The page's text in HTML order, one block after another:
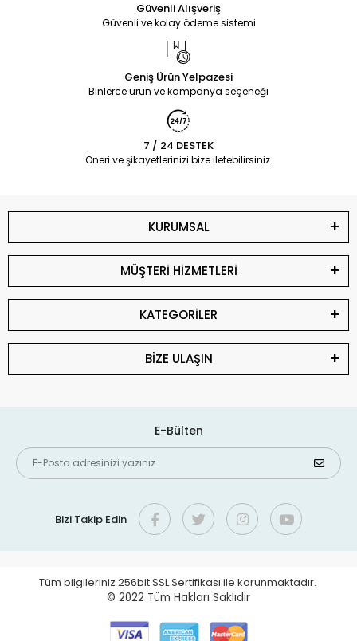
Güvenli Alışveriş
Güvenli ve kolay ödeme sistemi
Geniş Ürün Yelpazesi
Binlerce ürün ve kampanya seçeneği
7 / 24 DESTEK
Öneri ve şikayetlerinizi bize iletebilirsiniz.
KURUMSAL
MÜŞTERİ HİZMETLERİ
KATEGORİLER
BİZE ULAŞIN
E-Bülten
Bizi Takip Edin
Tüm bilgileriniz 256bit SSL Sertifikası ile korunmaktadır.
© 2022 Tüm Hakları Saklıdır